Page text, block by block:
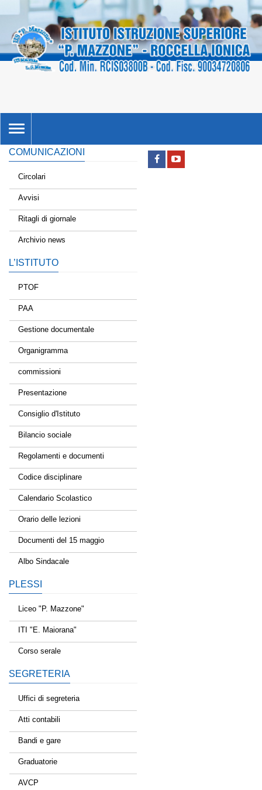
TOGGLE
NAVIGATION
COMUNICAZIONI
Circolari
Avvisi
Ritagli di giornale
Archivio news
L’ISTITUTO
PTOF
PAA
Gestione documentale
Organigramma
commissioni
Presentazione
Consiglio d'Istituto
Bilancio sociale
Regolamenti e documenti
Codice disciplinare
Calendario Scolastico
Orario delle lezioni
Documenti del 15 maggio
Albo Sindacale
PLESSI
Liceo "P. Mazzone"
ITI "E. Maiorana"
Corso serale
SEGRETERIA
Uffici di segreteria
Atti contabili
Bandi e gare
Graduatorie
AVCP